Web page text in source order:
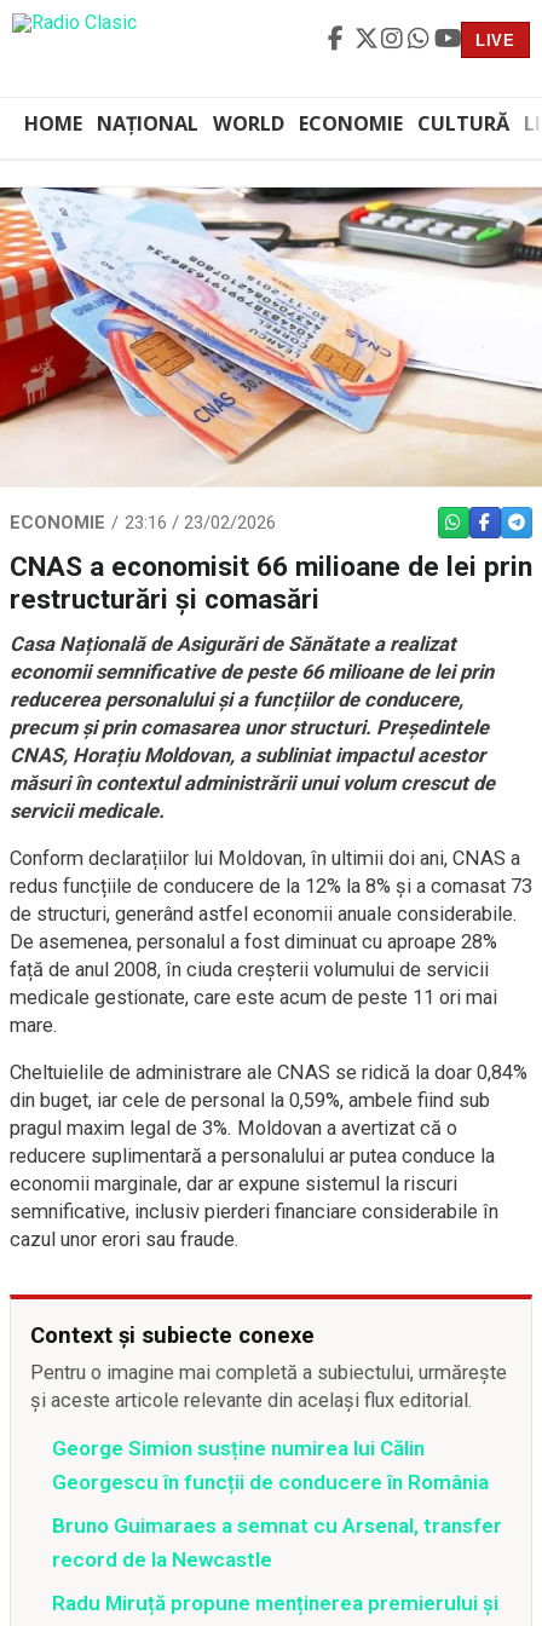
LIVE
HOME NAȚIONAL WORLD ECONOMIE CULTURĂ
ECONOMIE 23:16 / 23/02/2026 WHATSAPP
CNAS a economisit 66 milioane de lei prin
restructurări și comasări
Casa Națională de Asigurări de Sănătate a realizat
economii semnificative de peste 66 milioane de lei prin
reducerea personalului și a funcțiilor de conducere,
precum și prin comasarea unor structuri. Președintele
CNAS, Horațiu Moldovan, a subliniat impactul acestor
măsuri în contextul administrării unui volum crescut de
servicii medicale.
Conform declarațiilor lui Moldovan, în ultimii doi ani, CNAS a
redus funcțiile de conducere de la 12% la 8% și a comasat 73
de structuri, generând astfel economii anuale considerabile.
De asemenea, personalul a fost diminuat cu aproape 28%
față de anul 2008, în ciuda creșterii volumului de servicii
medicale gestionate, care este acum de peste 11 ori mai
mare.
Cheltuielile de administrare ale CNAS se ridică la doar 0,84%
din buget, iar cele de personal la 0,59%, ambele fiind sub
pragul maxim legal de 3%. Moldovan a avertizat că o
reducere suplimentară a personalului ar putea conduce la
economii marginale, dar ar expune sistemul la riscuri
semnificative, inclusiv pierderi financiare considerabile în
cazul unor erori sau fraude.
Context și subiecte conexe
Pentru o imagine mai completă a subiectului, urmărește
și aceste articole relevante din același flux editorial.
George Simion susține numirea lui Călin
Georgescu în funcții de conducere în România
Bruno Guimaraes a semnat cu Arsenal, transfer
record de la Newcastle
Radu Miruță propune menținerea premierului și